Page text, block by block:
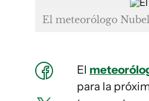
El meteorólogo
El
para la